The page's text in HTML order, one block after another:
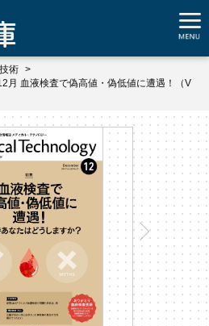
術
月 血液検査で偽高値・偽低値に遭遇！（V